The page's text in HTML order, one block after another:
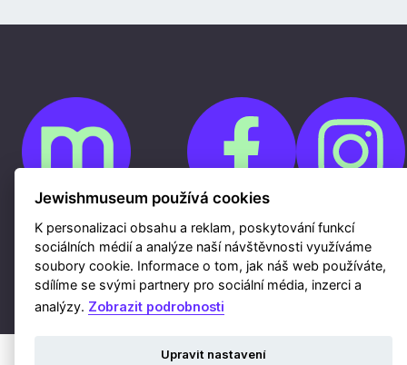
Cookies
Ochrana osobních údajů
Whistleblowing
Kontakty
Mapa webu
Webdesign a hosting Nux s.r.o.
Jewishmuseum používá cookies
K personalizaci obsahu a reklam, poskytování funkcí
sociálních médií a analýze naší návštěvnosti využíváme
soubory cookie. Informace o tom, jak náš web používáte,
sdílíme se svými partnery pro sociální média, inzerci a
analýzy. Zobrazit podrobnosti
Upravit nastavení